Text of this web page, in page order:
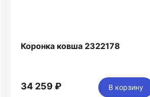
Коронка ковша 2322178
34 259 ₽ В корзину